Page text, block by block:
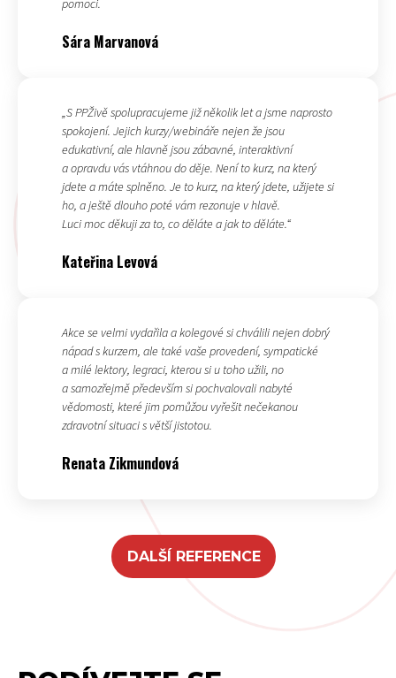
pomoci.
Sára Marvanová
„S PPŽivě spolupracujeme již několik let a jsme naprosto
spokojení. Jejich kurzy/webináře nejen že jsou
edukativní, ale hlavně jsou zábavné, interaktivní
a opravdu vás vtáhnou do děje. Není to kurz, na který
jdete a máte splněno. Je to kurz, na který jdete, užijete si
ho, a ještě dlouho poté vám rezonuje v hlavě.
Luci moc děkuji za to, co děláte a jak to děláte.“
Kateřina Levová
Akce se velmi vydařila a kolegové si chválili nejen dobrý
nápad s kurzem, ale také vaše provedení, sympatické
a milé lektory, legraci, kterou si u toho užili, no
a samozřejmě především si pochvalovali nabyté
vědomosti, které jim pomůžou vyřešit nečekanou
zdravotní situaci s větší jistotou.
Renata Zikmundová
DALŠÍ REFERENCE